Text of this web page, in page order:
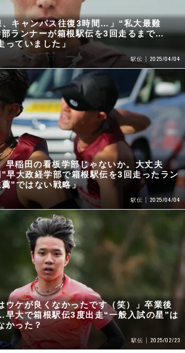
、キャンパス往復3時間…」“私大最難
部ランナーが箱根駅伝を3回走るまで…
っていました」
駅伝 2025/04/04
早稲田の看板学部じゃないか。大丈夫
早大政経学部で箱根駅伝を3回走ったラン
”ではない戦略」
駅伝 2025/04/04
ウケが良くなかったです（笑）」卒業後
大で箱根駅伝3度出走“一般入試の星”は
かった？
駅伝 2025/02/23